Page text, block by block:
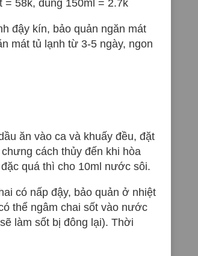
58k, dùng 150ml = 2.7k
đậy kín, bảo quản ngăn mát
mát tủ lạnh từ 3-5 ngày, ngon
ăn vào ca và khuấy đều, đặt
cách thủy đến khi hòa
quá thì cho 10ml nước sôi.
có nấp đậy, bảo quản ở nhiệt
thể ngâm chai sốt vào nước
làm sốt bị đông lại). Thời